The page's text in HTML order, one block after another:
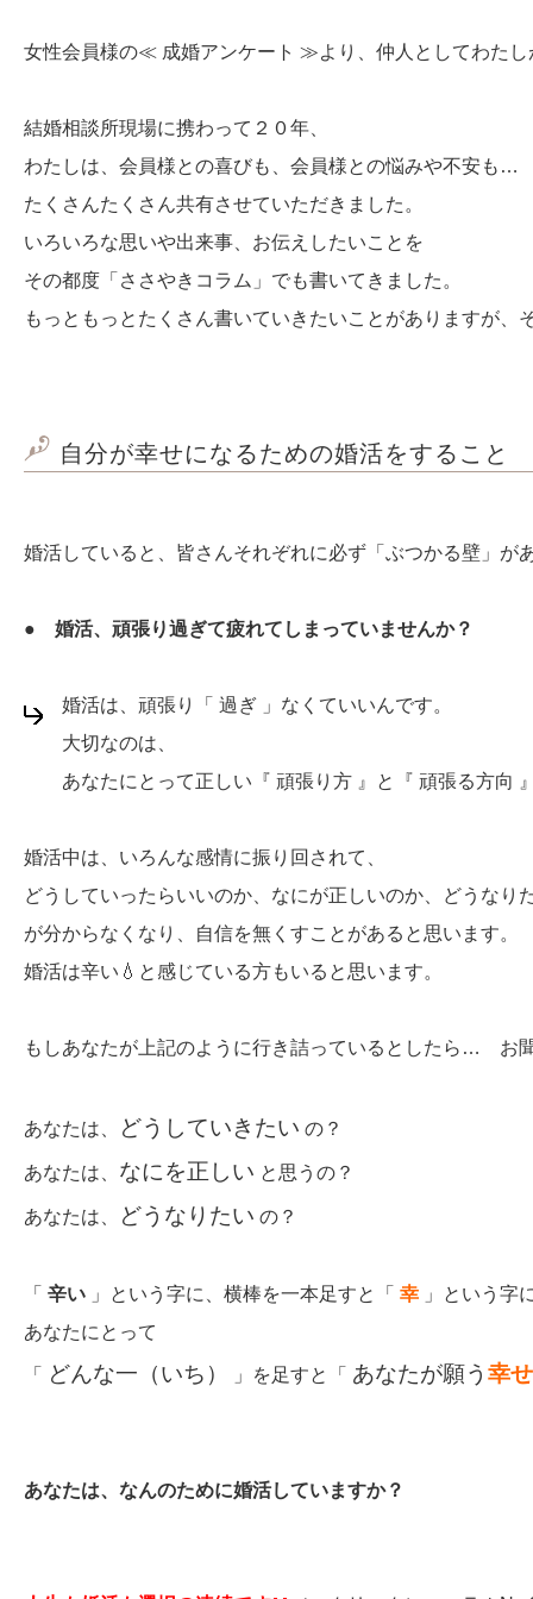
女性会員様の≪ 成婚アンケート ≫より、仲人としてわたし
結婚相談所現場に携わって２０年、
わたしは、会員様との喜びも、会員様との悩みや不安も
たくさんたくさん共有させていただきました。
いろいろな思いや出来事、お伝えしたいことを
その都度「ささやきコラム」でも書いてきました。
もっともっとたくさん書いていきたいことがありますが、
自分が幸せになるための婚活をすること
婚活していると、皆さんそれぞれに必ず「ぶつかる壁」が
● 婚活、頑張り過ぎて疲れてしまっていませんか？
婚活は、頑張り「 過ぎ 」なくていいんです。
大切なのは、
あなたにとって正しい『 頑張り方 』と『 頑張る方向
婚活中は、いろんな感情に振り回されて、
どうしていったらいいのか、なにが正しいのか、どうなり
が分からなくなり、自信を無くすことがあると思います。
婚活は辛い💧と感じている方もいると思います。
もしあなたが上記のように行き詰っているとしたら… お
あなたは、 どうしていきたい の？
あなたは、 なにを正しい と思うの？
あなたは、 どうなりたい の？
「 辛い 」という字に、横棒を一本足すと「 幸 」という字
あなたにとって
「 どんな一（いち） 」を足すと「 あなたが願う 幸せ
あなたは、なんのために婚活していますか？